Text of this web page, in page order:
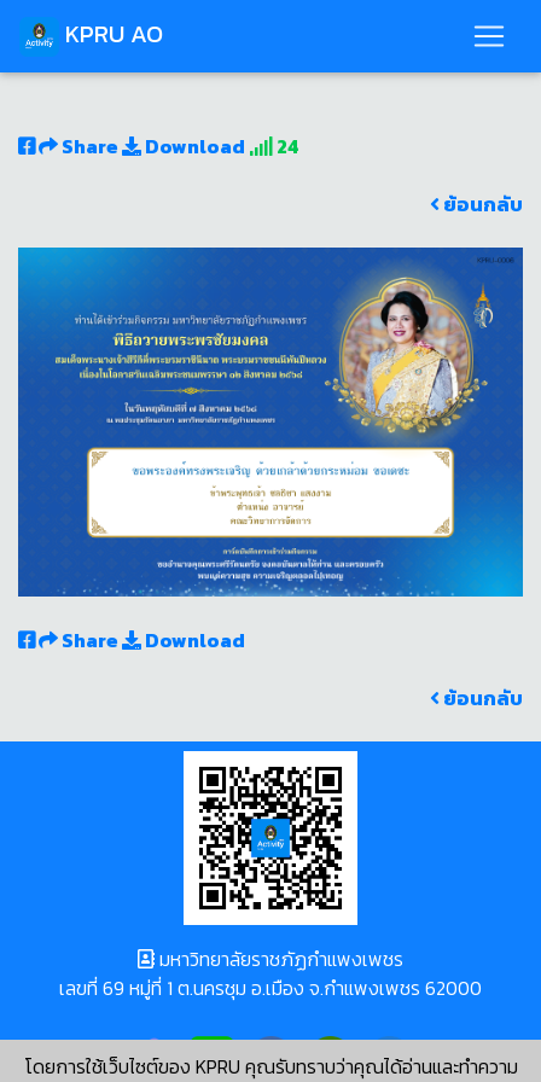
KPRU AO
Share Download
24
ย้อนกลับ
Share
Download
ย้อนกลับ
โดยการใช้เว็บไซต์ของ KPRU คุณรับทราบว่าคุณได้อ่านและทำความ
มหาวิทยาลัยราชภัฏกำแพงเพชร
เลขที่ 69 หมู่ที่ 1 ต.นครชุม อ.เมือง จ.กำแพงเพชร 62000